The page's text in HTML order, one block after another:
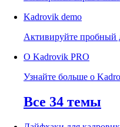
Kadrovik demo
Активируйте пробный
О Kadrovik PRO
Узнайте больше о
Все 34 темы